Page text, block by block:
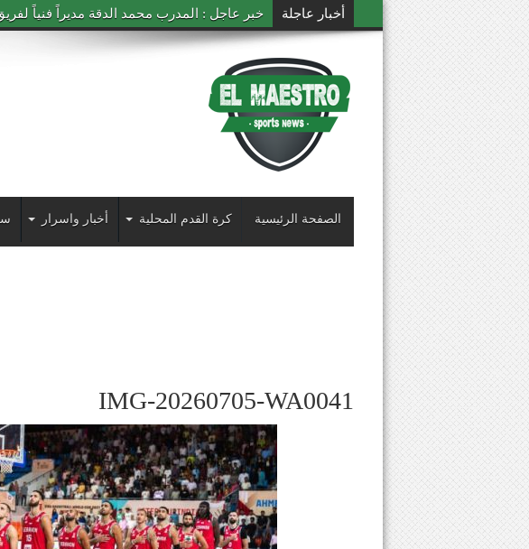
أخبار عاجلة خبر عاجل : المدرب محمد الدقة مديراً فنياً لفريق
الصفحة الرئيسية كرة القدم المحلية أخبار واسرار
IMG-20260705-WA0041